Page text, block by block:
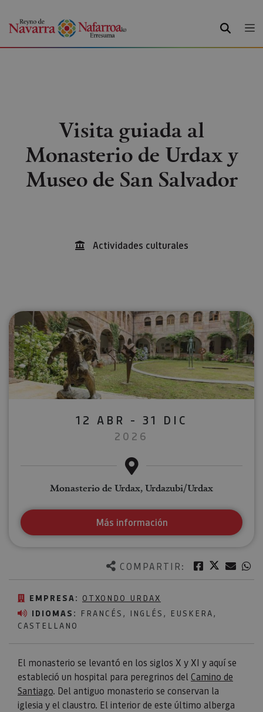
BUSCAR
Visita guiada al
Monasterio de Urdax y
Museo de San Salvador
Actividades culturales
COMPARTIR: Facebook
Twitter
EMPRESA: OTXONDO URDAX
IDIOMAS:
FRANCÉS, INGLÉS, EUSKERA,
CASTELLANO
El monasterio se levantó en los siglos X y XI y aquí se
estableció un hospital para peregrinos delCamino de
Santiago. Del antiguo monasterio se conservan la
iglesia y el claustro. El interior de este último alberga
12 ABR - 31 DIC
2026
Monasterio de Urdax, Urdazubi/Urdax
Más información